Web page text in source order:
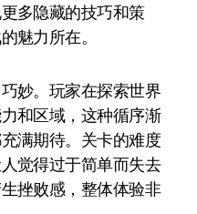
多隐藏的技巧和策
魅力所在。
妙。玩家在探索世界
和区域，这种循序渐
满期待。关卡的难度
觉得过于简单而失去
挫败感，整体体验非